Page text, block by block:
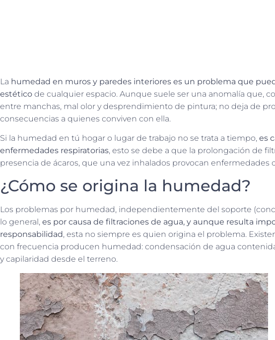
La humedad en muros y paredes interiores es un problema que
estético de cualquier espacio. Aunque suele ser una anomalía que,
entre manchas, mal olor y desprendimiento de pintura; no deja de
consecuencias a quienes conviven con ella.
Si la humedad en tú hogar o lugar de trabajo no se trata a tiempo, es
enfermedades respiratorias, esto se debe a que la prolongación de
presencia de ácaros, que una vez inhalados provocan enfermedades
¿Cómo se origina la humedad?
Los problemas por humedad, independientemente del soporte
lo general, es por causa de filtraciones de agua, y aunque resulta
responsabilidad, esta no siempre es quien origina el problema.
con frecuencia producen humedad: condensación de agua
y capilaridad desde el terreno.